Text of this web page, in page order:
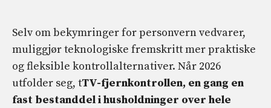
Selv om bekymringer for personvern vedvarer,
muliggjør teknologiske fremskritt mer praktiske
og fleksible kontrollalternativer. Når 2026
utfolder seg, tTV-fjernkontrollen, en gang en
fast bestanddel i husholdninger over hele